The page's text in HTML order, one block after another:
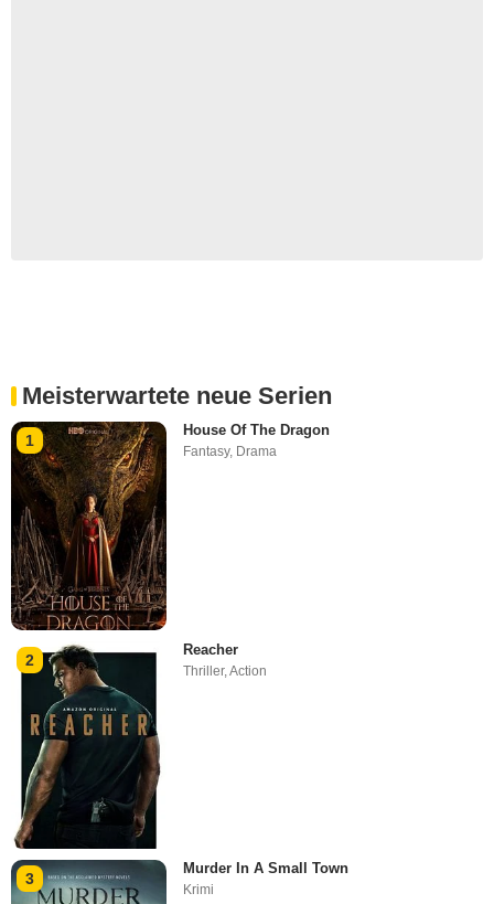
Meisterwartete neue Serien
1
House Of The Dragon
Fantasy, Drama
2
Reacher
Thriller,Action
3
Murder In A Small Town
Krimi